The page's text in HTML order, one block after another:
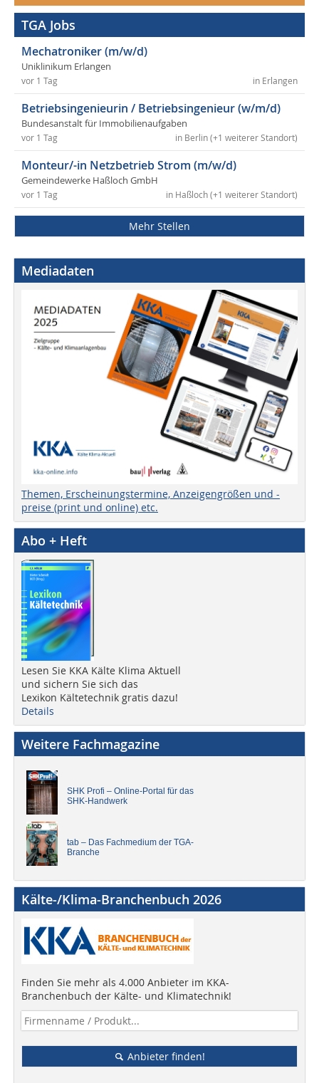
TGA Jobs
Mechatroniker (m/w/d)
Uniklinikum Erlangen
in Erlangen
vor 1 Tag
Betriebsingenieurin / Betriebsingenieur (w/m/d)
Bundesanstalt für Immobilienaufgaben
in Berlin (+1 weiterer Standort)
vor 1 Tag
Monteur/-in Netzbetrieb Strom (m/w/d)
Gemeindewerke Haßloch GmbH
in Haßloch (+1 weiterer Standort)
vor 1 Tag
Mehr Stellen
Mediadaten
Themen, Erscheinungstermine, Anzeigengrößen und -
preise (print und online) etc.
Abo + Heft
Lesen Sie KKA Kälte Klima Aktuell
und sichern Sie sich das
Lexikon Kältetechnik gratis dazu!
Details
Weitere Fachmagazine
SHK Profi – Online-Portal für das
SHK-Handwerk
tab – Das Fachmedium der TGA-
Branche
Kälte-/Klima-Branchenbuch 2026
Finden Sie mehr als 4.000 Anbieter im KKA-
Branchenbuch der Kälte- und Klimatechnik!
Anbieter finden!